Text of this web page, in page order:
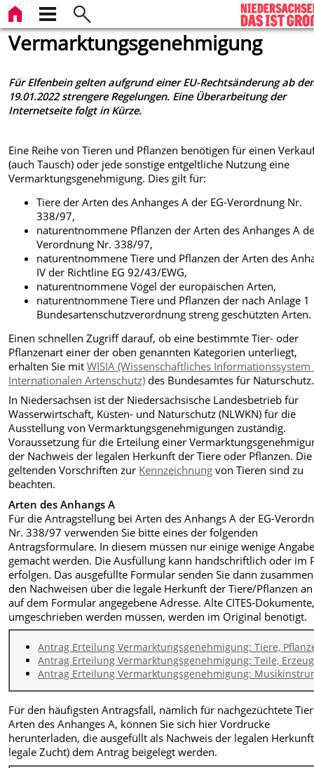
Vermarktungsgenehmigung
Für Elfenbein gelten aufgrund einer EU-Rechtsänderung ab
19.01.2022 strengere Regelungen. Eine Überarbeitung der
Internetseite folgt in Kürze.
Eine Reihe von Tieren und Pflanzen benötigen für einen
(auch Tausch) oder jede sonstige entgeltliche Nutzung eine
Vermarktungsgenehmigung. Dies gilt für:
Tiere der Arten des Anhanges A der EG-Verordnung Nr.
338/97,
naturentnommene Pflanzen der Arten des Anhanges A
Verordnung Nr. 338/97,
naturentnommene Tiere und Pflanzen der Arten des
IV der Richtline EG 92/43/EWG,
naturentnommene Vögel der europäischen Arten,
naturentnommene Tiere und Pflanzen der nach Anlage 1
Bundesartenschutzverordnung streng geschützten Arten.
Einen schnellen Zugriff darauf, ob eine bestimmte Tier- oder
Pflanzenart einer der oben genannten Kategorien unterliegt,
erhalten Sie mitWISIA (Wissenschaftliches
Internationalen Artenschutz) des Bundesamtes für Naturschutz.
In Niedersachsen ist der Niedersächsische Landesbetrieb für
Wasserwirtschaft, Küsten- und Naturschutz (NLWKN) für die
Ausstellung von Vermarktungsgenehmigungen zuständig.
Voraussetzung für die Erteilung einer
der Nachweis der legalen Herkunft der Tiere oder Pflanzen. Die
geltenden Vorschriften zur Kennzeichnung von Tieren sind zu
beachten.
Arten des Anhangs A
Für die Antragstellung bei Arten des Anhangs A der EG-
Nr. 338/97 verwenden Sie bitte eines der folgenden
Antragsformulare. In diesem müssen nur einige wenige
gemacht werden. Die Ausfüllung kann handschriftlich oder im
erfolgen. Das ausgefüllte Formular senden Sie dann
den Nachweisen über die legale Herkunft der Tiere/Pflanzen
auf dem Formular angegebene Adresse. Alte CITES-
umgeschrieben werden müssen, werden im Original benötigt.
Antrag Erteilung Vermarktungsgenehmigung: Tiere,
Antrag Erteilung Vermarktungsgenehmigung: Teile,
Antrag Erteilung Vermarktungsgenehmigung:
Für den häufigsten Antragsfall, nämlich für nachgezüchtete
Arten des Anhanges A, können Sie sich hier Vordrucke
herunterladen, die ausgefüllt als Nachweis der legalen
legale Zucht) dem Antrag beigelegt werden.